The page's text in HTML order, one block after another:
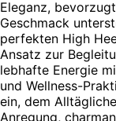
Eleganz,
Geschmack
perfekten High
Ansatz zur
lebhafte Energie
und Wellness-
ein, dem
Anregung,